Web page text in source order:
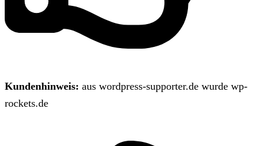
Kundenhinweis: aus wordpress-supporter.de wurde wp-
rockets.de